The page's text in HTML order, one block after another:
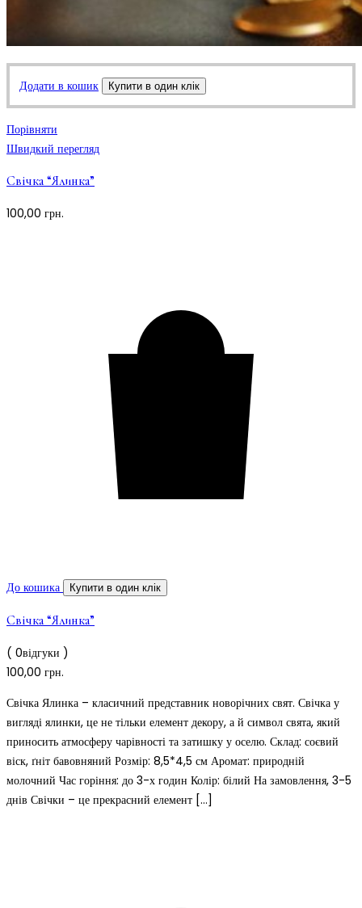
Додати в кошик Купити в один клік
Порівняти
Швидкий перегляд
Свічка “Ялинка”
100,00 грн.
До кошика Купити в один клік
Свічка “Ялинка”
( 0відгуки )
100,00 грн.
Свічка Ялинка – класичний представник новорічних свят. Свічка у
вигляді ялинки, це не тільки елемент декору, а й символ свята, який
приносить атмосферу чарівності та затишку у оселю. Склад: соєвий
віск, ґніт бавовняний Розмір: 8,5*4,5 см Аромат: природній
молочний Час горіння: до 3-х годин Колір: білий На замовлення, 3-5
днів Свічки – це прекрасний елемент […]